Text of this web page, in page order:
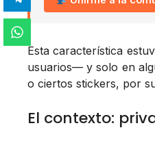
Esta característica
usuarios— y solo en
o ciertos stickers, por
El contexto: